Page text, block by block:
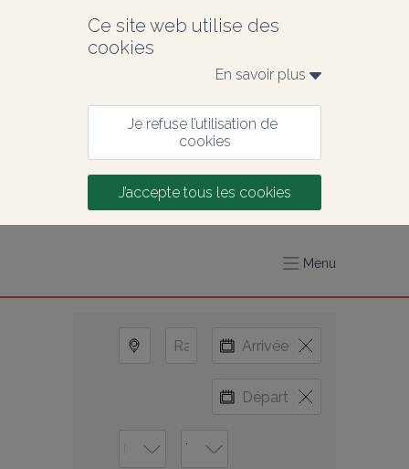
Ce site web utilise des
cookies
En savoir plus
Je refuse l’utilisation de
cookies
J’accepte tous les cookies
Menu